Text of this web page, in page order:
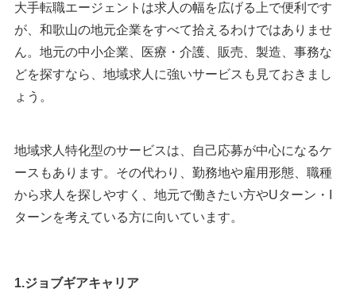
大手転職エージェントは求人の幅を広げる上で便利です
が、和歌山の地元企業をすべて拾えるわけではありませ
ん。地元の中小企業、医療・介護、販売、製造、事務な
どを探すなら、地域求人に強いサービスも見ておきまし
ょう。
地域求人特化型のサービスは、自己応募が中心になるケ
ースもあります。その代わり、勤務地や雇用形態、職種
から求人を探しやすく、地元で働きたい方やUターン・I
ターンを考えている方に向いています。
1.ジョブギアキャリア